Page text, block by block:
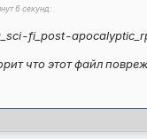
6 секунд:
fi_post-
что этот файл